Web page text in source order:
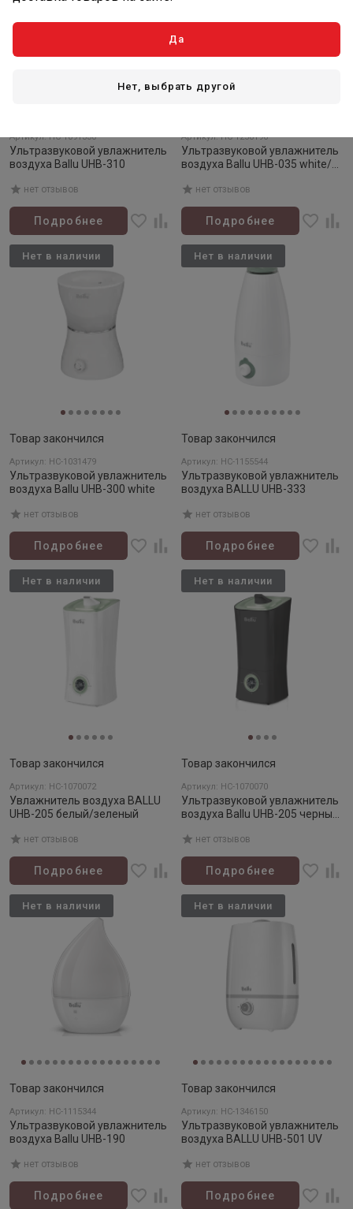
Артикул: НС-1091330
Ультразвуковой увлажнитель
воздуха Ballu UHB-310
нет отзывов
Подробнее
Артикул: НС-1258196
Ультразвуковой увлажнитель
воздуха Ballu UHB-035 white/
нет отзывов
Подробнее
Товар закончился
Артикул: НС-1031479
Ультразвуковой увлажнитель
воздуха Ballu UHB-300 white
нет отзывов
Подробнее
Нет в наличии
Товар закончился
Артикул: НС-1155544
Ультразвуковой увлажнитель
воздуха BALLU UHB-333
нет отзывов
Подробнее
Нет в наличии
Товар закончился
Артикул: НС-1070072
Увлажнитель воздуха BALLU
UHB-205 белый/зеленый
нет отзывов
Подробнее
Нет в наличии
Товар закончился
Артикул: НС-1070070
Ультразвуковой увлажнитель
воздуха Ballu UHB-205 черный/
нет отзывов
Подробнее
Нет в наличии
Товар закончился
Артикул: НС-1115344
Ультразвуковой увлажнитель
воздуха Ballu UHB-190
нет отзывов
Подробнее
Нет в наличии
Товар закончился
Артикул: НС-1346150
Ультразвуковой увлажнитель
воздуха BALLU UHB-501 UV
нет отзывов
Подробнее
Нет в наличии
Да
Нет, выбрать другой